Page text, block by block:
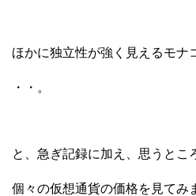
ほかに独立性が強く見えるモナ
・・。
と、急ぎ記録に加え、思うとこ
個々の仮想通貨の価格を見てみ